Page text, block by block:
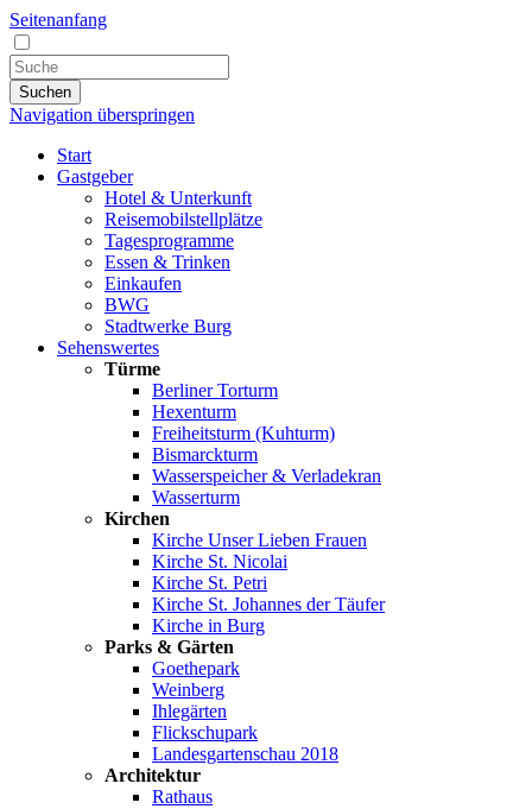
Seitenanfang
Suchen
Navigation überspringen
Start
Gastgeber
Hotel & Unterkunft
Reisemobilstellplätze
Tagesprogramme
Essen & Trinken
Einkaufen
BWG
Stadtwerke Burg
Sehenswertes
Türme
Berliner Torturm
Hexenturm
Freiheitsturm (Kuhturm)
Bismarckturm
Wasserspeicher & Verladekran
Wasserturm
Kirchen
Kirche Unser Lieben Frauen
Kirche St. Nicolai
Kirche St. Petri
Kirche St. Johannes der Täufer
Kirche in Burg
Parks & Gärten
Goethepark
Weinberg
Ihlegärten
Flickschupark
Landesgartenschau 2018
Architektur
Rathaus